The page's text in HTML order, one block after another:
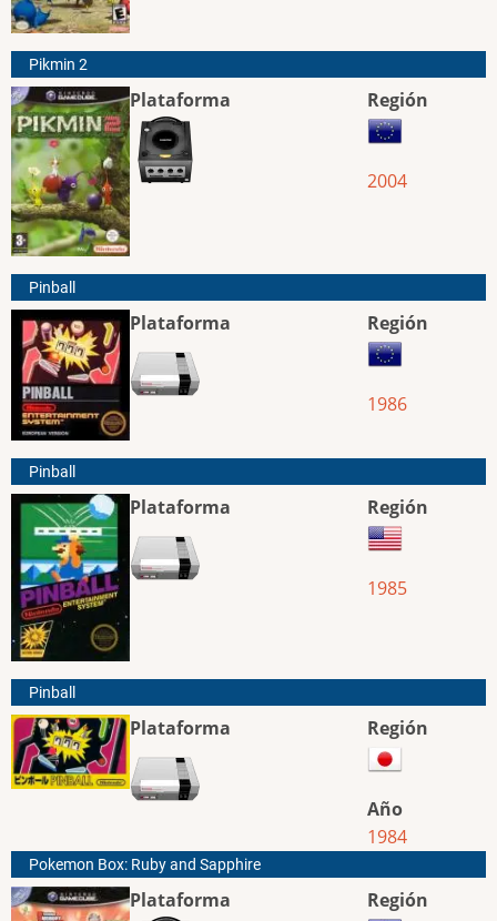
Pikmin 2
Plataforma Región
2004
Pinball
Plataforma Región
1986
Pinball
Plataforma Región
1985
Pinball
Plataforma Región
Año
1984
Pokemon Box: Ruby and Sapphire
Plataforma Región